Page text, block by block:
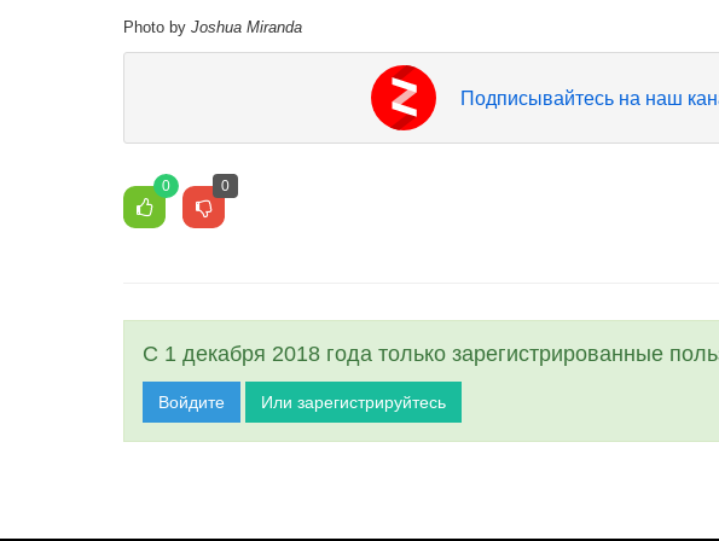
Photo by Joshua Miranda
Подписывайтесь на наш
0 0
С 1 декабря 2018 года только зарегистрированные
Войдите Или зарегистрируйтесь